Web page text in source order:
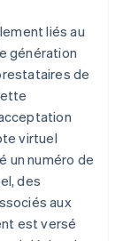
liés au
génération
de
virtuel
un numéro de
des
aux
est versé